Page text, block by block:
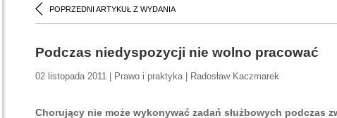
POPRZEDNI ARTYKUŁ Z WYDANIA
Podczas niedyspozycji nie wolno pracować
02 listopada 2011 | Prawo i praktyka | Radosław Kaczmarek
Chorujący nie może wykonywać zadań służbowych podczas